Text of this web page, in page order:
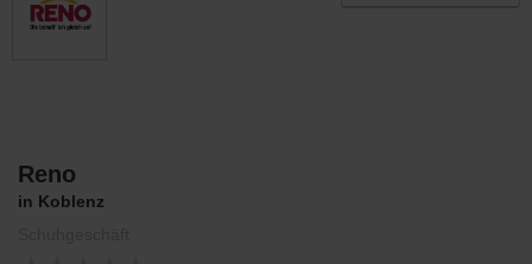
Reno
in Koblenz